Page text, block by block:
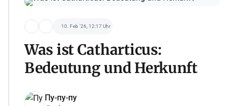
10. Feb '26, 12:17 Uhr
Was ist Catharticus:
Bedeutung und Herkunft
Пу-пу-пу